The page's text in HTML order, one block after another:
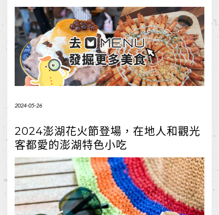
2024-05-26
2024澎湖花火節登場，在地人和觀光
客都愛的澎湖特色小吃